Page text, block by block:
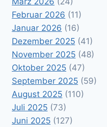
Februar 2026 (11)
Januar 2026 (16)
Dezember 2025 (41)
November 2025 (48)
Oktober 2025 (47)
September 2025 (59)
August 2025 (110)
Juli 2025 (73)
Juni 2025 (127)